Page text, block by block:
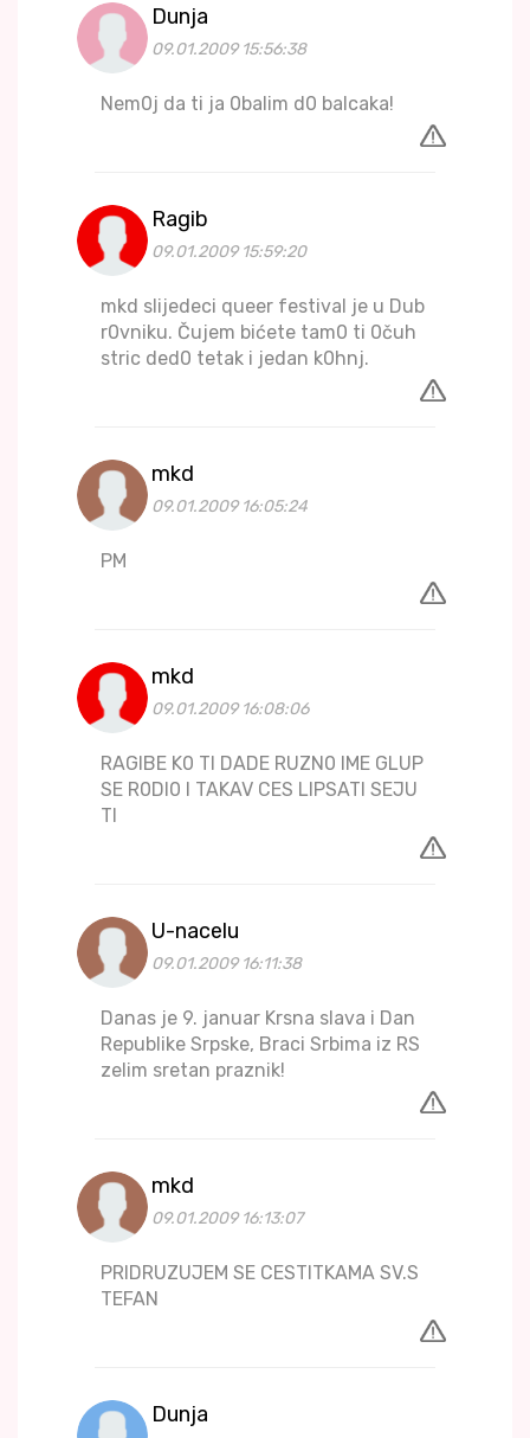
Dunja
09.01.2009 15:56:38
Nem0j da ti ja 0balim d0 balcaka!
Ragib
09.01.2009 15:59:20
mkd slijedeci queer festival je u Dub
r0vniku. Čujem bićete tam0 ti 0čuh
stric ded0 tetak i jedan k0hnj.
mkd
09.01.2009 16:05:24
PM
mkd
09.01.2009 16:08:06
RAGIBE K0 TI DADE RUZN0 IME GLUP
SE R0DI0 I TAKAV CES LIPSATI SEJU
TI
U-nacelu
09.01.2009 16:11:38
Danas je 9. januar Krsna slava i Dan
Republike Srpske, Braci Srbima iz RS
zelim sretan praznik!
mkd
09.01.2009 16:13:07
PRIDRUZUJEM SE CESTITKAMA SV.S
TEFAN
Dunja